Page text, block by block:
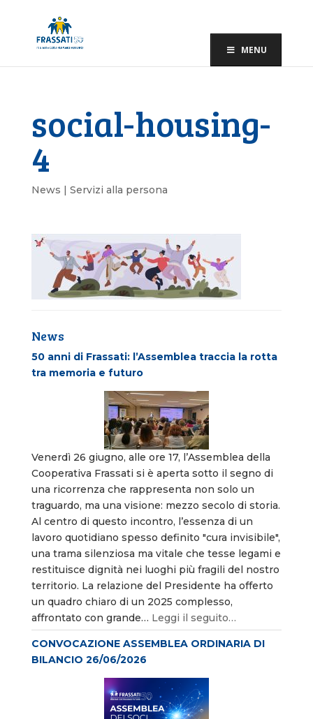
MENU
social-housing-
4
News | Servizi alla persona
News
50 anni di Frassati: l’Assemblea traccia la rotta
tra memoria e futuro
Venerdì 26 giugno, alle ore 17, l’Assemblea della
Cooperativa Frassati si è aperta sotto il segno di
una ricorrenza che rappresenta non solo un
traguardo, ma una visione: mezzo secolo di storia.
Al centro di questo incontro, l’essenza di un
lavoro quotidiano spesso definito "cura invisibile",
una trama silenziosa ma vitale che tesse legami e
restituisce dignità nei luoghi più fragili del nostro
territorio. La relazione del Presidente ha offerto
un quadro chiaro di un 2025 complesso,
affrontato con grande… Leggi il seguito…
CONVOCAZIONE ASSEMBLEA ORDINARIA DI
BILANCIO 26/06/2026